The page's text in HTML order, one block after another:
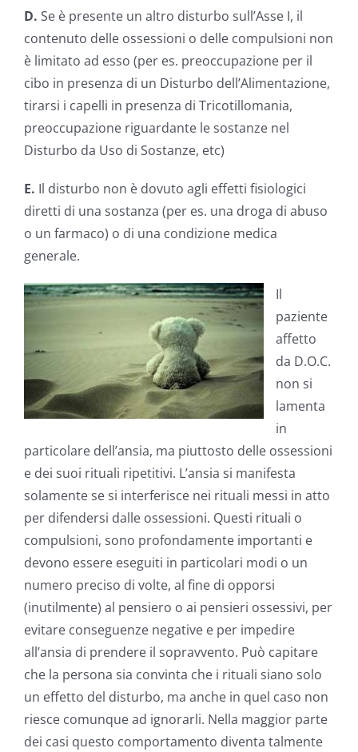
D. Se è presente un altro disturbo sull’Asse I, il
contenuto delle ossessioni o delle compulsioni non
è limitato ad esso (per es. preoccupazione per il
cibo in presenza di un Disturbo dell’Alimentazione,
tirarsi i capelli in presenza di Tricotillomania,
preoccupazione riguardante le sostanze nel
Disturbo da Uso di Sostanze, etc)
E. Il disturbo non è dovuto agli effetti fisiologici
diretti di una sostanza (per es. una droga di abuso
o un farmaco) o di una condizione medica
generale.
Il
paziente
affetto
da D.O.C.
non si
lamenta
in
particolare dell’ansia, ma piuttosto delle ossessioni
e dei suoi rituali ripetitivi. L’ansia si manifesta
solamente se si interferisce nei rituali messi in atto
per difendersi dalle ossessioni. Questi rituali o
compulsioni, sono profondamente importanti e
devono essere eseguiti in particolari modi o un
numero preciso di volte, al fine di opporsi
(inutilmente) al pensiero o ai pensieri ossessivi, per
evitare conseguenze negative e per impedire
all’ansia di prendere il sopravvento. Può capitare
che la persona sia convinta che i rituali siano solo
un effetto del disturbo, ma anche in quel caso non
riesce comunque ad ignorarli. Nella maggior parte
dei casi questo comportamento diventa talmente